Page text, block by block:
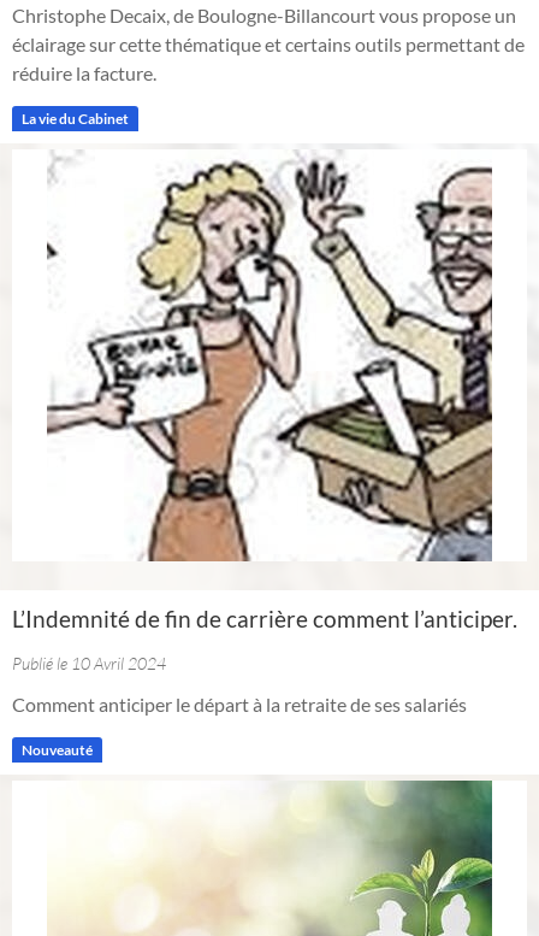
Christophe Decaix, de Boulogne-Billancourt vous propose un
éclairage sur cette thématique et certains outils permettant de
réduire la facture.
La vie du Cabinet
L’Indemnité de fin de carrière comment l’anticiper.
Publié le 10 Avril 2024
Comment anticiper le départ à la retraite de ses salariés
Nouveauté